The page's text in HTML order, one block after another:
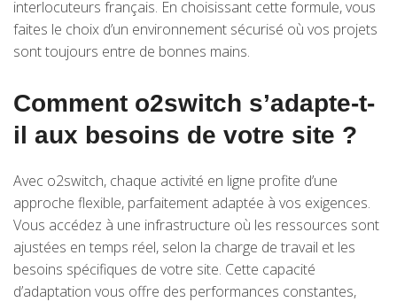
interlocuteurs français. En choisissant cette formule, vous
faites le choix d’un environnement sécurisé où vos projets
sont toujours entre de bonnes mains.
Comment o2switch s’adapte-t-
il aux besoins de votre site ?
Avec o2switch, chaque activité en ligne profite d’une
approche flexible, parfaitement adaptée à vos exigences.
Vous accédez à une infrastructure où les ressources sont
ajustées en temps réel, selon la charge de travail et les
besoins spécifiques de votre site. Cette capacité
d’adaptation vous offre des performances constantes,